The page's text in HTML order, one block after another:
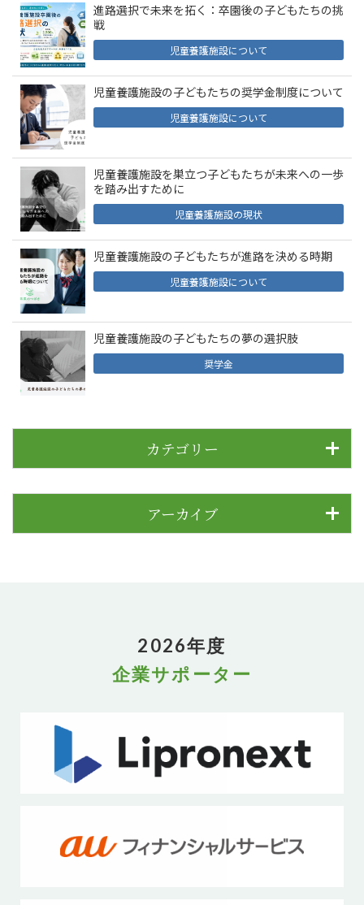
進路選択で未来を拓く：卒園後の子どもたちの挑
戦
児童養護施設について
児童養護施設の子どもたちの奨学金制度について
児童養護施設について
児童養護施設を巣立つ子どもたちが未来への一歩
を踏み出すために
児童養護施設の現状
児童養護施設の子どもたちが進路を決める時期
児童養護施設について
児童養護施設の子どもたちの夢の選択肢
奨学金
カテゴリー
アーカイブ
2026年度
企業サポーター